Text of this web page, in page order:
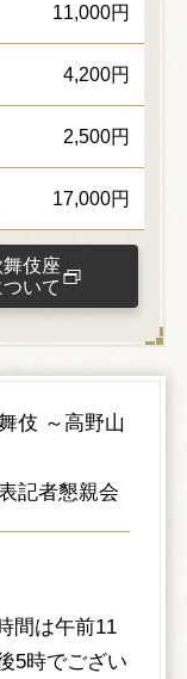
11,000円
4,200円
2,500円
17,000円
伎座
ついて
伎 ～高野山
記者懇親会
間は午前11
5時でござい